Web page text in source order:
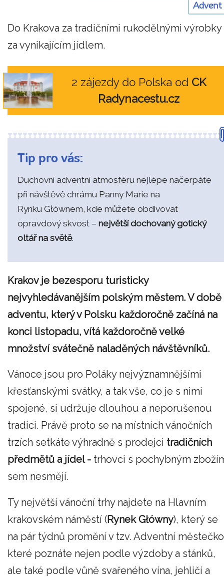
Advent
Do Krakova za tradičními rukodělnými výrobky
za vynikajícím jídlem.
2 zájezdy do Polska od CK
Radynacestu.cz
Tip pro vás:
Duchovní adventní atmosféru nejlépe načerpáte
při návštěvě chrámu Panny Marie na
Rynku Głównem, kde můžete obdivovat
opravdový skvost – největší dochovaný gotický
oltář na světě.
Krakov je bezesporu turisticky
nejvyhledávanějším polským městem. V době
adventu, který v Polsku každoročně začíná na
konci listopadu, vítá každoročně velké
množství svátečně naladěných návštěvníků.
Vánoce jsou pro Poláky nejvýznamnějšími
křesťanskými svátky, a tak vše, co je s nimi
spojené, si udržuje dlouhou a neporušenou
tradici. Právě proto se na místních vánočních
trzích setkáte výhradně s prodejci tradičních
předmětů a jídel - trhovci s pochybným
sem nesmějí.
Ty největší vánoční trhy najdete na Hlavním
krakovském náměstí (Rynek Główny), který se
na pár týdnů promění v tzv. Adventní
které poznáte nejen podle výzdoby a stánků,
ale také podle vůně svařeného vína, jehličí a